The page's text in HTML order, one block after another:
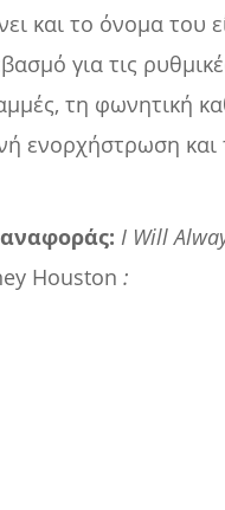
και το όνομα του
για τις
τη φωνητική
ενορχήστρωση και
I Will
Houston :